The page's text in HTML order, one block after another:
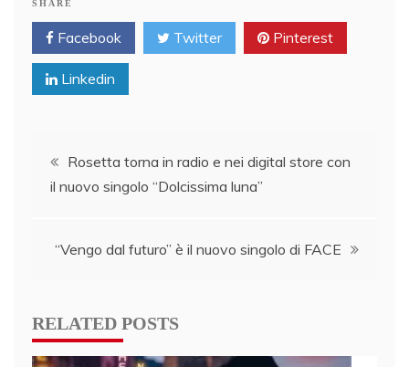
SHARE
Facebook Twitter Pinterest
Linkedin
Post
navigation
Rosetta torna in radio e nei digital store con
il nuovo singolo “Dolcissima luna”
“Vengo dal futuro” è il nuovo singolo di FACE
RELATED POSTS